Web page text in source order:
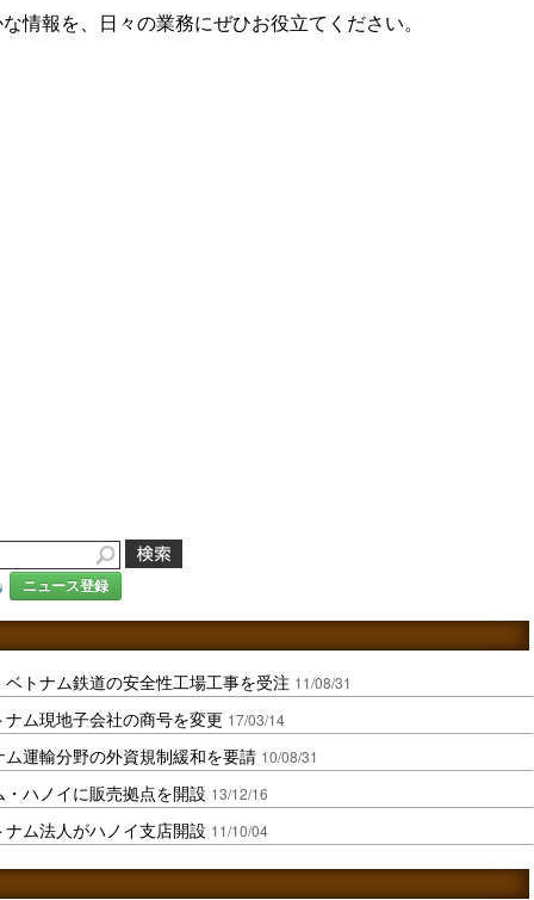
情報を、日々の業務にぜひお役立てください。
ニュース登録
トナム鉄道の安全性工場工事を受注 11/08/31
ム現地子会社の商号を変更 17/03/14
ム運輸分野の外資規制緩和を要請 10/08/31
ハノイに販売拠点を開設 13/12/16
ム法人がハノイ支店開設 11/10/04